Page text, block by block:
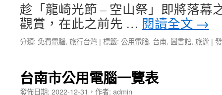
趁「龍崎光節 – 空山祭」即將落幕
觀賞，在此之前先 … 閱讀全文 →
分類: 免費電腦, 旅行台灣 | 標籤: 公用電腦, 台南, 圖書館, 旅遊 |
台南市公用電腦一覽表
發佈日期: 2022-12-31 ， 作者: admin